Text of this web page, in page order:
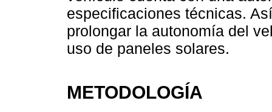
especificaciones técnicas.
prolongar la autonomía del
uso de paneles solares.
METODOLOGÍA